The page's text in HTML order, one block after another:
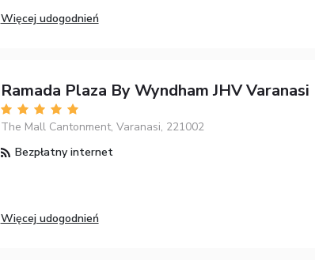
Więcej udogodnień
Ramada Plaza By Wyndham JHV Varanasi
The Mall Cantonment, Varanasi, 221002
Bezpłatny internet
Więcej udogodnień